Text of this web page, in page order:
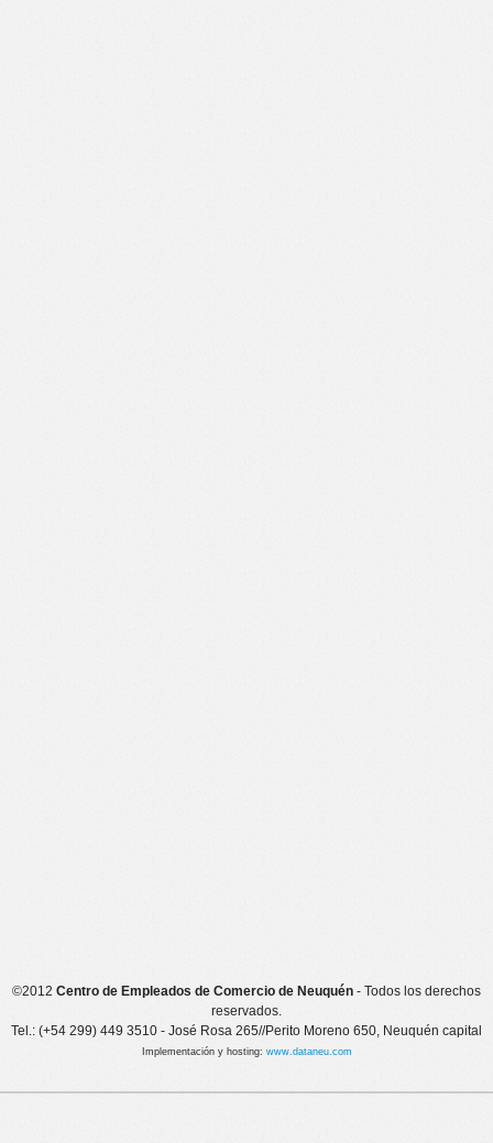
©2012 Centro de Empleados de Comercio de Neuquén - Todos los derechos
reservados.
Tel.: (+54 299) 449 3510 - José Rosa 265//Perito Moreno 650, Neuquén capital
Implementación y hosting: www.dataneu.com